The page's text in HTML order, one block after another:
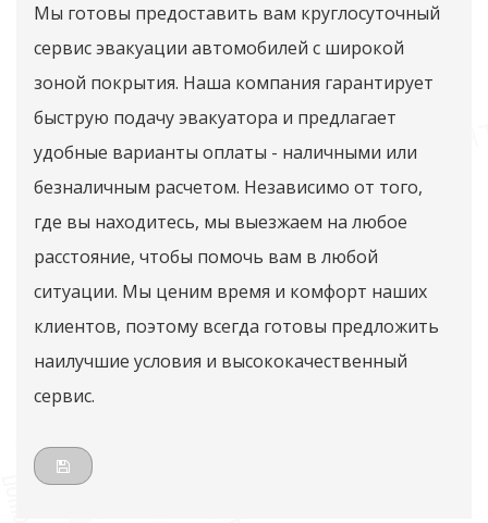
Мы готовы предоставить вам круглосуточный
сервис эвакуации автомобилей с широкой
зоной покрытия. Наша компания гарантирует
быструю подачу эвакуатора и предлагает
удобные варианты оплаты - наличными или
безналичным расчетом. Независимо от того,
где вы находитесь, мы выезжаем на любое
расстояние, чтобы помочь вам в любой
ситуации. Мы ценим время и комфорт наших
клиентов, поэтому всегда готовы предложить
наилучшие условия и высококачественный
сервис.